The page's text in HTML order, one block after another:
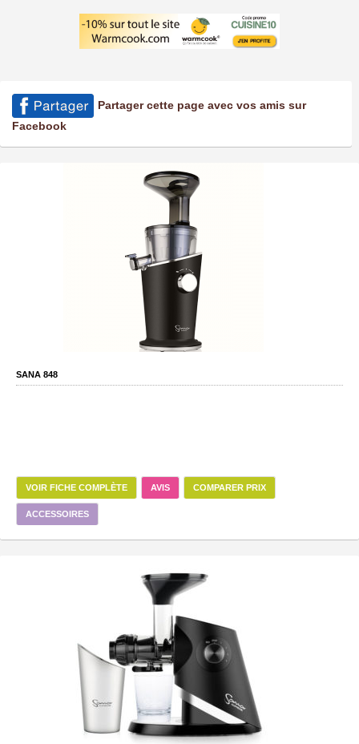
Partager cette page avec vos amis sur
Facebook
SANA 848
VOIR FICHE COMPLÈTE AVIS COMPARER PRIX
ACCESSOIRES